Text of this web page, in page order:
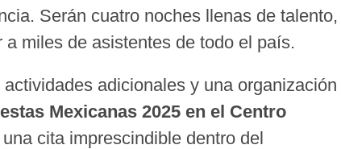
Serán cuatro noches llenas de talento,
miles de asistentes de todo el país.
adicionales y una organización
Mexicanas 2025 en el Centro
cita imprescindible dentro del